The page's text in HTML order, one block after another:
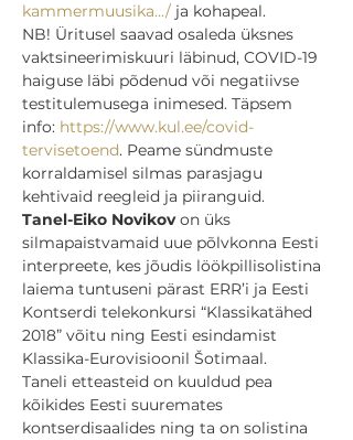
kammermuusika.../ ja kohapeal.
NB! Üritusel saavad osaleda üksnes
vaktsineerimiskuuri läbinud, COVID-19
haiguse läbi põdenud või negatiivse
testitulemusega inimesed. Täpsem
info: https://www.kul.ee/covid-
tervisetoend. Peame sündmuste
korraldamisel silmas parasjagu
kehtivaid reegleid ja piiranguid.
Tanel-Eiko Novikov on üks
silmapaistvamaid uue põlvkonna Eesti
interpreete, kes jõudis löökpillisolistina
laiema tuntuseni pärast ERR’i ja Eesti
Kontserdi telekonkursi “Klassikatähed
2018” võitu ning Eesti esindamist
Klassika-Eurovisioonil Šotimaal.
Taneli etteasteid on kuuldud pea
kõikides Eesti suuremates
kontserdisaalides ning ta on solistina